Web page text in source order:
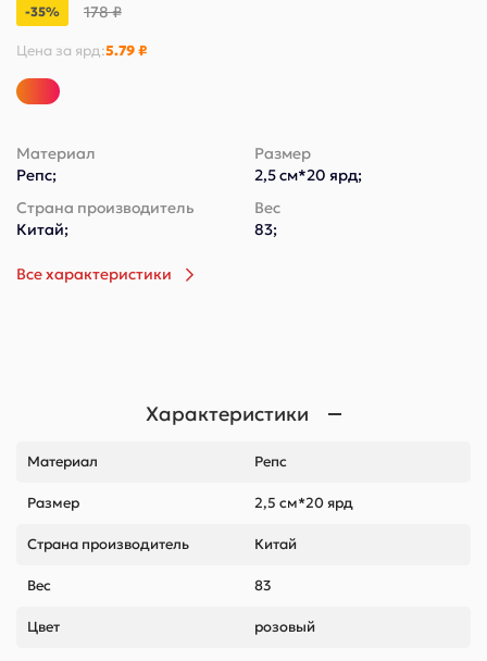
-35% 178 ₽
Цена за ярд:5.79 ₽
Материал
Репс;
Размер
2,5 см*20 ярд;
Страна производитель
Китай;
Вес
83;
Все характеристики
Характеристики
Материал Репс
Размер 2,5 см*20 ярд
Страна производитель Китай
Вес 83
Цвет розовый